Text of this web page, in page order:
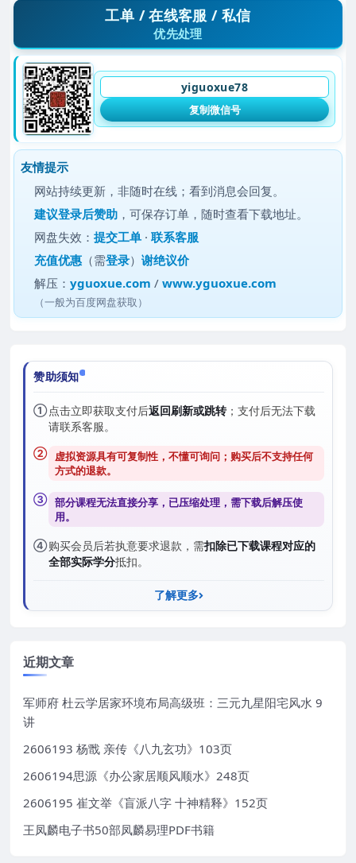
工单 / 在线客服 / 私信
优先处理
yiguoxue78
复制微信号
友情提示
网站持续更新，非随时在线；看到消息会回复。
建议登录后赞助 ，可保存订单，随时查看下载地址。
网盘失效：提交工单 ·联系客服
充值优惠 （需登录）谢绝议价
解压：yguoxue.com /www.yguoxue.com
（一般为百度网盘获取）
赞助须知
①点击立即获取支付后返回刷新或跳转；支付后无法下载
请联系客服。
② 虚拟资源具有可复制性，不懂可询问；购买后不支持任何
方式的退款。
③ 部分课程无法直接分享，已压缩处理，需下载后解压使
用。
④购买会员后若执意要求退款，需扣除已下载课程对应的
全部实际学分抵扣。
了解更多
近期文章
军师府 杜云学居家环境布局高级班：三元九星阳宅风水 9
讲
2606193 杨戬 亲传《八九玄功》103页
2606194思源《办公家居顺风顺水》248页
2606195 崔文举《盲派八字 十神精释》152页
王凤麟电子书50部凤麟易理PDF书籍